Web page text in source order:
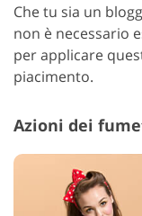
Che tu sia un
non è necessario
per applicare
piacimento.
Azioni dei